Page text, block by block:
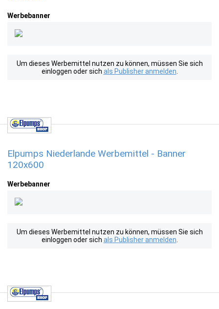
Werbebanner
Um dieses Werbemittel nutzen zu können, müssen Sie sich
einloggen oder sich als Publisher anmelden
Elpumps Niederlande Werbemittel - Banner
120x600
Werbebanner
Um dieses Werbemittel nutzen zu können, müssen Sie sich
einloggen oder sich als Publisher anmelden